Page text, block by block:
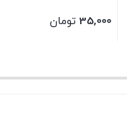
35,000 تومان